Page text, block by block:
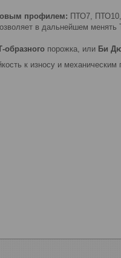
профилем: ПТО7,
в дальнейшем
образного порожка, или Би
к износу и механическим